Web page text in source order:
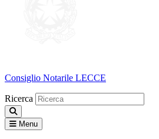
Consiglio Notarile LECCE
Ricerca
Menu